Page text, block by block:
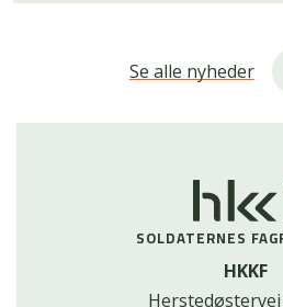
Se alle nyheder
SOLDATERNES
HKKF
Herstedøstervej